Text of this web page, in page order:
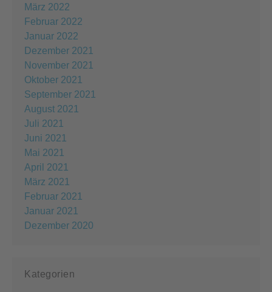
März 2022
Februar 2022
Januar 2022
Dezember 2021
November 2021
Oktober 2021
September 2021
August 2021
Juli 2021
Juni 2021
Mai 2021
April 2021
März 2021
Februar 2021
Januar 2021
Dezember 2020
Kategorien